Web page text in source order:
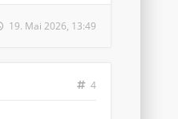
19. Mai 2026, 13:49
4